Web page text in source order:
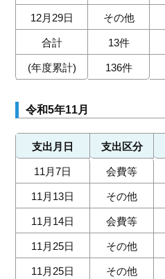
12月29日 その他
合計 13件
(年度累計) 136件
令和5年11月
支出月日 支出区分
11月7日 会費等
11月13日 その他
11月14日 会費等
11月25日 その他
11月25日 その他